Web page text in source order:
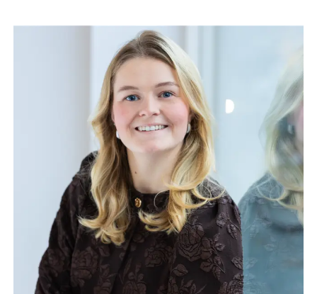
Wouter du Gardijn
Mede-eigenaar
06-53695108
w.dugardijn@dugardijn.nl
nl.linkedin.com/in/wouterdugardijn